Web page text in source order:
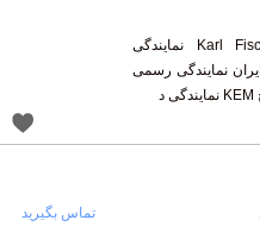
نمایندگی فروش دستگاه Karl Fischer KEM نمایندگی
انحصاری KEM نمایندگی مجاز KEM در ایران نمایندگی رسمی
تماس بگیرید